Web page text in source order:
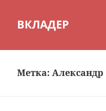
ВКЛАДЕР
Метка:Александр